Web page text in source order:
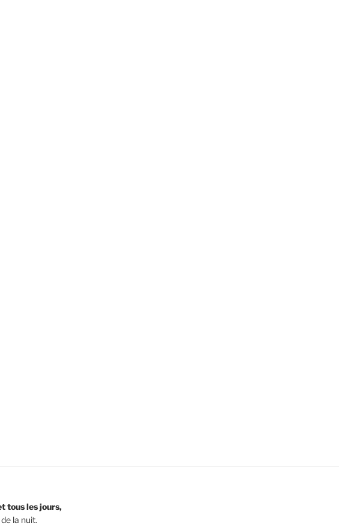
tous les jours,
la nuit.